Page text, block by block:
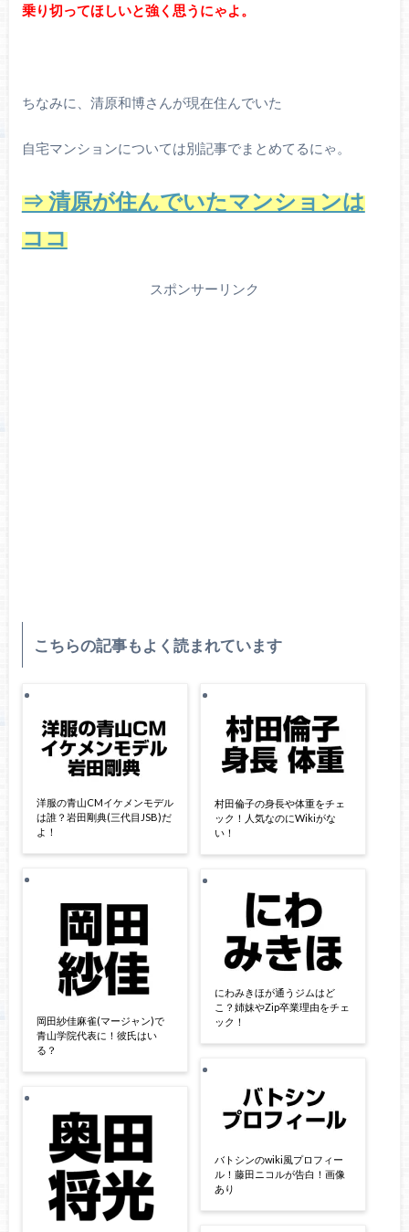
乗り切ってほしいと強く思うにゃよ。
ちなみに、清原和博さんが現在住んでいた
自宅マンションについては別記事でまとめてるにゃ。
⇒ 清原が住んでいたマンションは
ココ
スポンサーリンク
こちらの記事もよく読まれています
洋服の青山CMイケメンモデル
は誰？岩田剛典(三代目JSB)だ
よ！
岡田紗佳麻雀(マージャン)で
青山学院代表に！彼氏はい
る？
村田倫子の身長や体重をチェ
ック！人気なのにWikiがな
い！
にわみきほが通うジムはど
こ？姉妹やZip卒業理由をチェ
ック！
バトシンのwiki風プロフィー
ル！藤田ニコルが告白！画像
あり